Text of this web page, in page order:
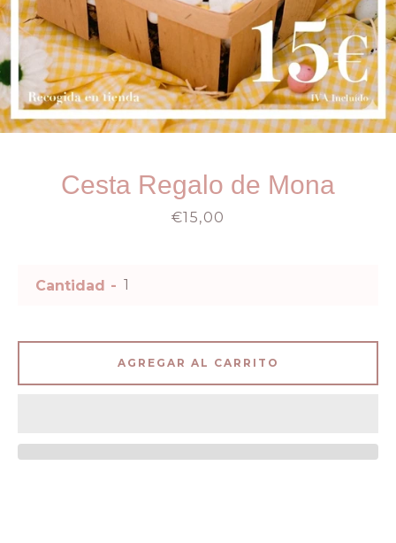
Cesta Regalo de Mona
Precio
€15,00
Cantidad
AGREGAR AL CARRITO